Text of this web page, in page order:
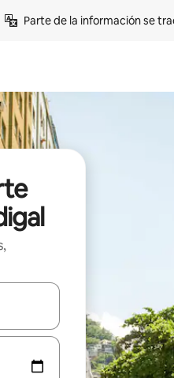
Parte de la información se
con las teclas de flecha